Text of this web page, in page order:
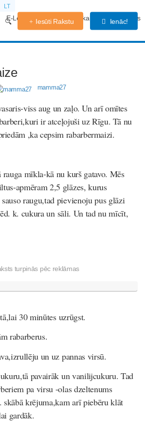
LT
E-Lekcijas Grūtniecības kalendārs Forums
Iesūti Rakstu Ienāc!
mamma27
viss aug un zaļo. Un arī omītes
ir atceļojuši uz Rīgu. Tā nu
,ka cepsim rabarbermaizi.
mīkla-kā nu kurš gatavo. Mēs
apmēram 2,5 glāzes, kurus
raugu,tad pievienoju pus glāzi
k. cukura un sāli. Un tad nu mīcīt,
turpinās pēc reklāmas
30 minūtes uzrūgst.
rabarberus.
un uz pannas virsū.
pavairāk un vanilijcukuru. Tad
pa virsu -olas dzeltenums
skābā krējuma,kam arī piebēru klāt
gardāk.